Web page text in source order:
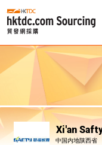
Xi'an
中国内地陕西省